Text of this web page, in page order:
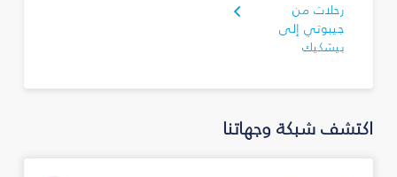
رحلات من
جيبوتي إلى
بيشكيك
اكتشف شبكة وجهاتنا